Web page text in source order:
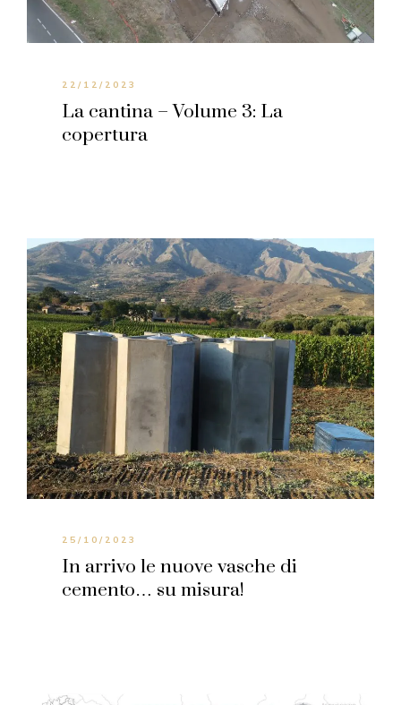
22/12/2023
La cantina – Volume 3: La
copertura
25/10/2023
In arrivo le nuove vasche di
cemento… su misura!